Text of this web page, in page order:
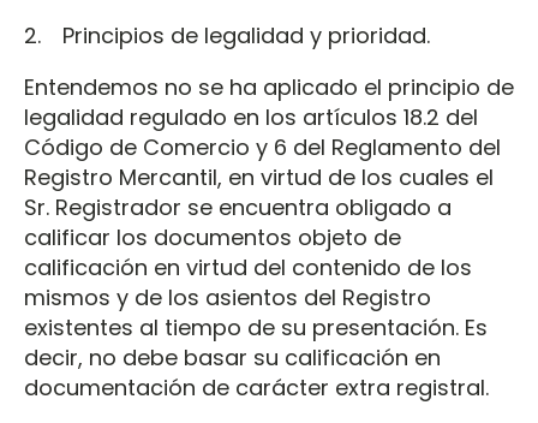
2. Principios de legalidad y prioridad.
Entendemos no se ha aplicado el principio de
legalidad regulado en los artículos 18.2 del
Código de Comercio y 6 del Reglamento del
Registro Mercantil, en virtud de los cuales el
Sr. Registrador se encuentra obligado a
calificar los documentos objeto de
calificación en virtud del contenido de los
mismos y de los asientos del Registro
existentes al tiempo de su presentación. Es
decir, no debe basar su calificación en
documentación de carácter extra registral.